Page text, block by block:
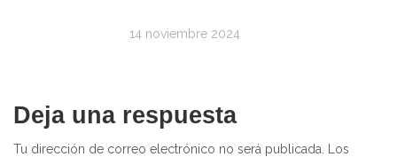
14 noviembre 2024
Deja una respuesta
Tu dirección de correo electrónico no será publicada.
Los